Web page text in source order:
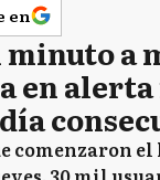
en
minuto a
en
comenzaron el